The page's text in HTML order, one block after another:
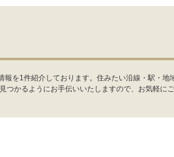
を1件紹介しております。住みたい沿線・駅・地
かるようにお手伝いいたしますので、お気軽に